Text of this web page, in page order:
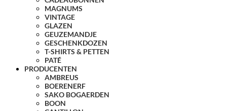
MAGNUMS
VINTAGE
GLAZEN
GEUZEMANDJE
GESCHENKDOZEN
T-SHIRTS & PETTEN
PATÉ
PRODUCENTEN
AMBREUS
BOERENERF
SAKO BOGAERDEN
BOON